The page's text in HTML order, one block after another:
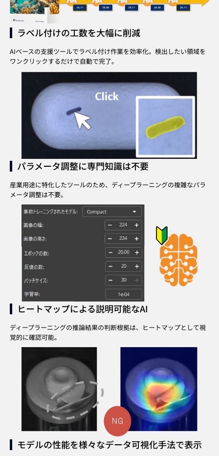
ラベル付けの工数を大幅に削減
AIベースの支援ツールでラベル付け作業を効率化。 検出したい領域を
ワンクリックするだけで自動で完了。
パラメータ調整に専門知識は不要
産業用途に特化したツールのため、 ディープラーニングの複雑なパラ
メータ調整は不要。
ヒートマップによる説明可能なAI
ディープラーニングの推論結果の判断根拠は、
ヒートマップとして視
覚的に確認可能。
モデルの性能を様々なデータ可視化手法で表示